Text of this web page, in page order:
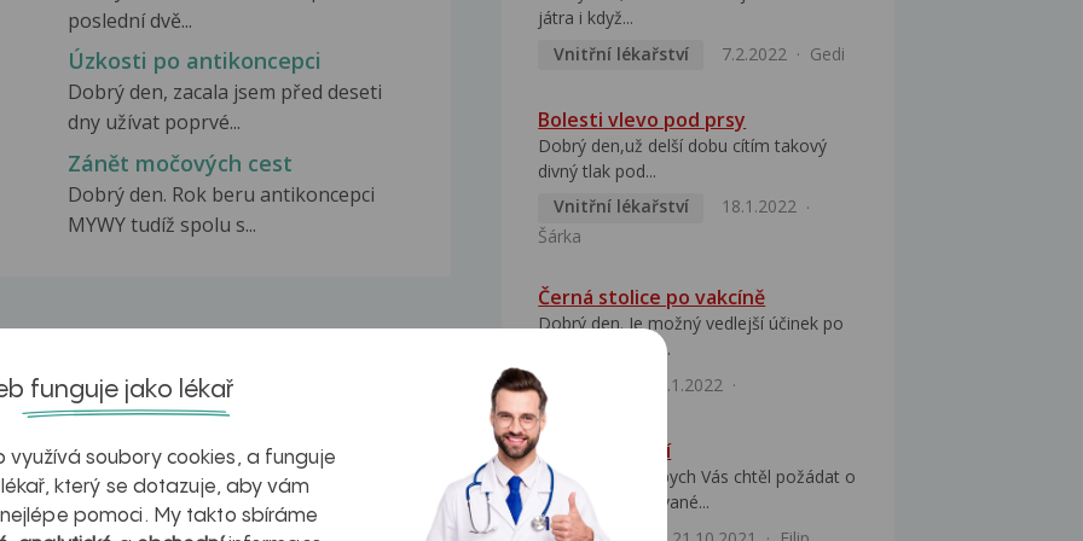
poslední dvě...
Úzkosti po antikoncepci
Dobrý den, zacala jsem před deseti
dny užívat poprvé...
Zánět močových cest
Dobrý den. Rok beru antikoncepci
MYWY tudíž spolu s...
zdravá játra?
játra i když...
Vnitřní lékařství
7.2.2022 Gedi
Bolesti vlevo pod prsy
Dobrý den,už delší dobu cítím takový
divný tlak pod...
Vnitřní lékařství
18.1.2022
Šárka
Černá stolice po vakcíně
Dobrý den. Je možný vedlejší účinek po
3 dávce vakcíny...
12.1.2022
Bolest zápěstí
Dobrý den, rád bych Vás chtěl požádat o
názor na opakované...
funguje jako lékař
využívá soubory cookies, a funguje
který se dotazuje, aby vám
pomoci. My takto sbíráme